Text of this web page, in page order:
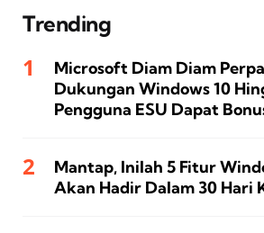
Trending
Microsoft Diam Diam
Dukungan Windows 10
Pengguna ESU Dapat
Mantap, Inilah 5 Fitur
Akan Hadir Dalam 30 Hari